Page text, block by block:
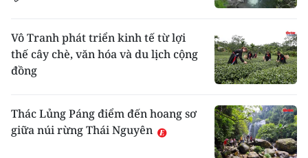
Vô Tranh phát triển kinh tế từ lợi
thế cây chè, văn hóa và du lịch cộng
đồng
Thác Lủng Páng điểm đến hoang sơ
giữa núi rừng Thái Nguyên